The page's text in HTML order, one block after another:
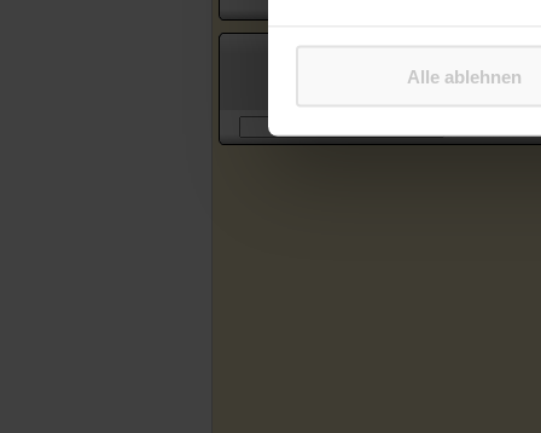
Alle ablehnen
Sonntagsblattes